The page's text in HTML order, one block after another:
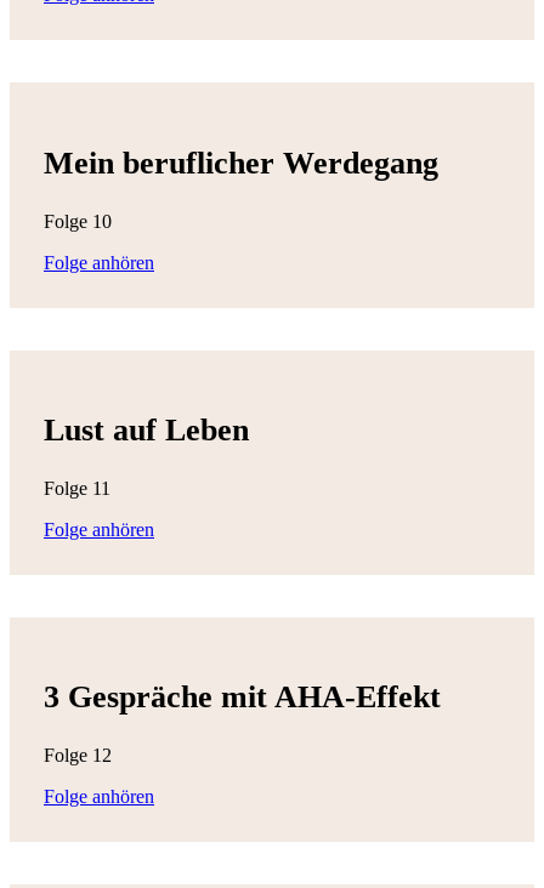
Mein beruflicher Werdegang
Folge 10
Folge anhören
Lust auf Leben
Folge 11
Folge anhören
3 Gespräche mit AHA-Effekt
Folge 12
Folge anhören